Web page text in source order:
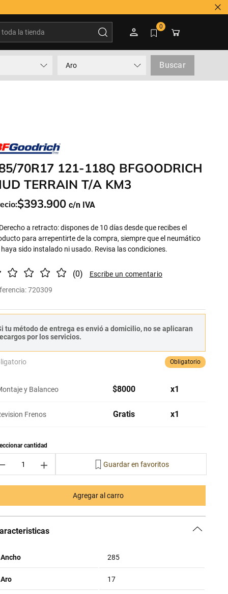
Tienes duda? Contactar
0
Aro Buscar
70R17 121-118Q BFGOODRICH
TERRAIN T/A KM3
$393.900
a retracto: dispones de 10 días desde que recibes el
para arrepentirte de la compra, siempre que el neumático
sido instalado ni usado. Revisa las condiciones.
(0)
:720309
tu método de entrega es envió a domicilio, no se aplicaran
por los servicios.
Obligatorio
y Balanceo $8000 x1
Frenos Gratis x1
＋
Agregar al carro
Ancho 285
Aro 17